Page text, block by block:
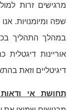
מרגישים זרות
שפה ומיומנויות.
במהלך התהליך
אוריינות דיגטלית
דיגיטליים וזאת
תחושת אי